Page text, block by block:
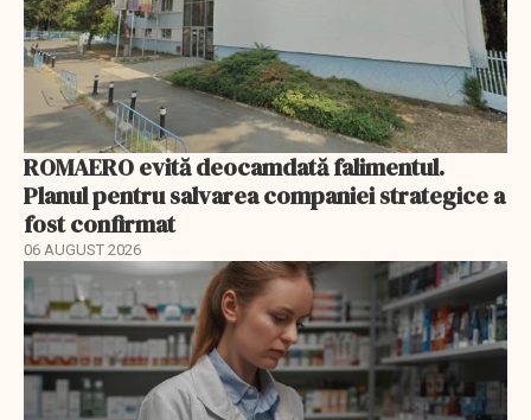
ROMAERO evită deocamdată falimentul.
Planul pentru salvarea companiei strategice a
fost confirmat
06 AUGUST 2026